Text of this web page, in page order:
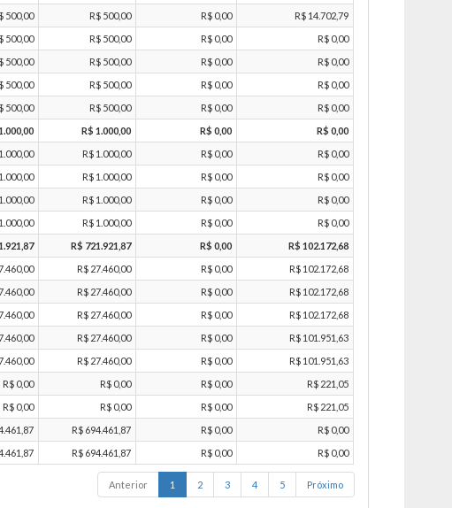
500,00 R$ 500,00 R$ 0,00
R$ 14.702,79
500,00 R$ 500,00 R$ 0,00
R$ 0,00
500,00 R$ 500,00 R$ 0,00
R$ 0,00
500,00 R$ 500,00 R$ 0,00
R$ 0,00
500,00 R$ 500,00 R$ 0,00
R$ 0,00
R$ 1.000,00 R$ 0,00
R$ 0,00
R$ 1.000,00 R$ 0,00
R$ 0,00
R$ 1.000,00 R$ 0,00
R$ 0,00
R$ 1.000,00 R$ 0,00
R$ 0,00
R$ 1.000,00 R$ 0,00
R$ 0,00
R$ 721.921,87 R$ 0,00
R$ 102.172,68
R$ 27.460,00 R$ 0,00
R$ 102.172,68
R$ 27.460,00 R$ 0,00
R$ 102.172,68
R$ 27.460,00 R$ 0,00
R$ 102.172,68
R$ 27.460,00 R$ 0,00
R$ 101.951,63
R$ 27.460,00 R$ 0,00
R$ 101.951,63
R$ 0,00 R$ 0,00 R$ 0,00
R$ 221,05
R$ 0,00 R$ 0,00 R$ 0,00
R$ 221,05
R$ 694.461,87 R$ 0,00
R$ 0,00
R$ 694.461,87 R$ 0,00 R$ 0,00
Anterior 1 2 3 4 5 Próximo